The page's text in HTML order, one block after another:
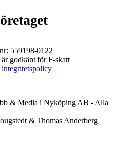
559198-0122
är godkänt för F-skatt
& Media i Nyköping AB - Alla
& Thomas Anderberg